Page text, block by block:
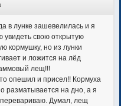
в лунке зашевелилась и я
увидеть свою открытую
кормушку, но из лунки
и ложится на лёд
лещ!!!
опешил и присел!! Кормуха
разматывается на дно, а я
Думал, лещ